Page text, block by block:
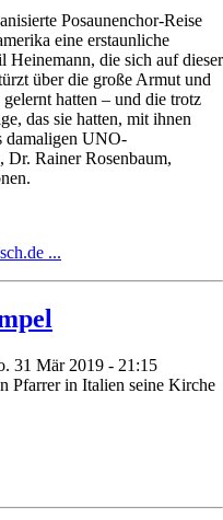
Posaunenchor-Reise
eine erstaunliche
Heinemann, die sich auf dieser
über die große Armut und
hatten – und die trotz
das sie hatten, mit ihnen
damaligen UNO-
Dr. Rainer Rosenbaum,
...
31 Mär 2019 - 21:15
Pfarrer in Italien seine Kirche